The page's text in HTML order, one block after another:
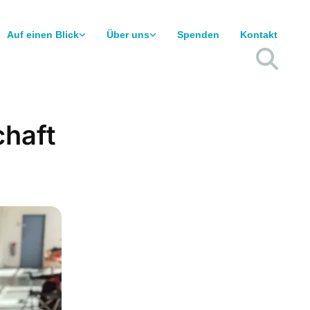
Auf einen Blick Über uns Spenden Kontakt